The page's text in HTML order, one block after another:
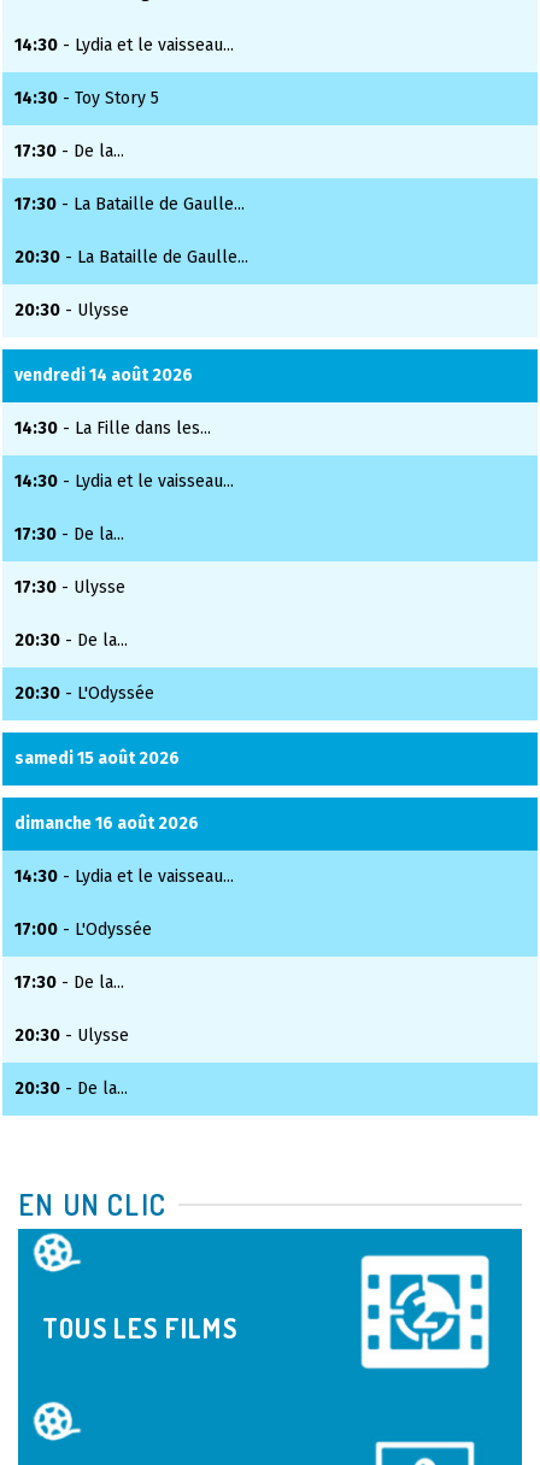
14:30 - Lydia et le vaisseau...
14:30 - Toy Story 5
17:30 - De la...
17:30 - La Bataille de Gaulle...
20:30 - La Bataille de Gaulle...
20:30 - Ulysse
vendredi 14 août 2026
14:30 - La Fille dans les...
14:30 - Lydia et le vaisseau...
17:30 - De la...
17:30 - Ulysse
20:30 - De la...
20:30 - L'Odyssée
samedi 15 août 2026
dimanche 16 août 2026
14:30 - Lydia et le vaisseau...
17:00 - L'Odyssée
17:30 - De la...
20:30 - Ulysse
20:30 - De la...
EN UN CLIC
TOUS LES FILMS